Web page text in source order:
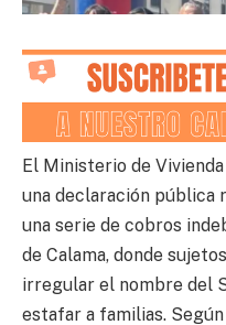
El Ministerio de
una declaración pública
una serie de cobros
de Calama, donde
irregular el nombre del
estafar a familias.